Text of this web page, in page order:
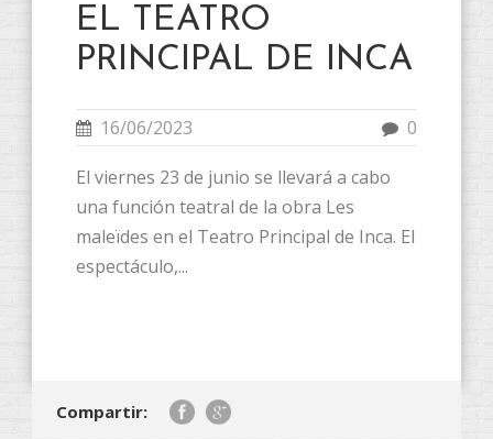
EL TEATRO
PRINCIPAL DE INCA
16/06/2023 0
El viernes 23 de junio se llevará a cabo
una función teatral de la obra Les
maleïdes en el Teatro Principal de Inca. El
espectáculo,...
Compartir: